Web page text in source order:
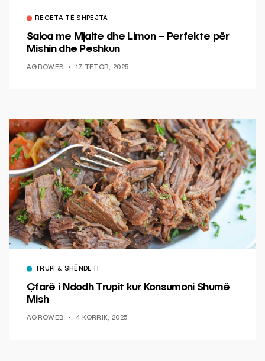
RECETA TË SHPEJTA
Salca me Mjalte dhe Limon – Perfekte për
Mishin dhe Peshkun
AGROWEB 17 TETOR, 2025
TRUPI & SHËNDETI
Çfarë i Ndodh Trupit kur Konsumoni Shumë
Mish
AGROWEB 4 KORRIK, 2025